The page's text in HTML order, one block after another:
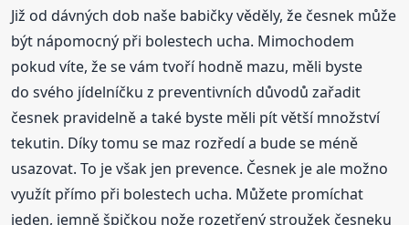
Již od dávných dob naše babičky věděly, že česnek může
být nápomocný při bolestech ucha. Mimochodem
pokud víte, že se vám tvoří hodně mazu, měli byste
do svého jídelníčku z preventivních důvodů zařadit
česnek pravidelně a také byste měli pít větší množství
tekutin. Díky tomu se maz rozředí a bude se méně
usazovat. To je však jen prevence. Česnek je ale možno
využít přímo při bolestech ucha. Můžete promíchat
jeden, jemně špičkou nože rozetřený stroužek česneku